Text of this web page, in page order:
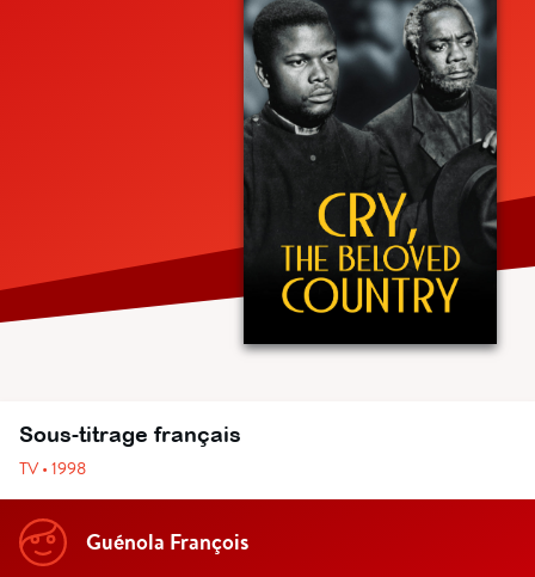
Sous-titrage français
TV • 1998
Guénola François